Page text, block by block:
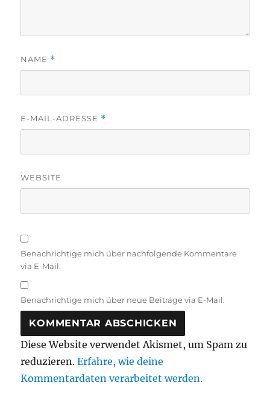
NAME *
E-MAIL-ADRESSE *
WEBSITE
Benachrichtige mich über nachfolgende Kommentare
via E-Mail.
Benachrichtige mich über neue Beiträge via E-Mail.
Diese Website verwendet Akismet, um Spam zu
reduzieren.Erfahre, wie deine
Kommentardaten verarbeitet werden.